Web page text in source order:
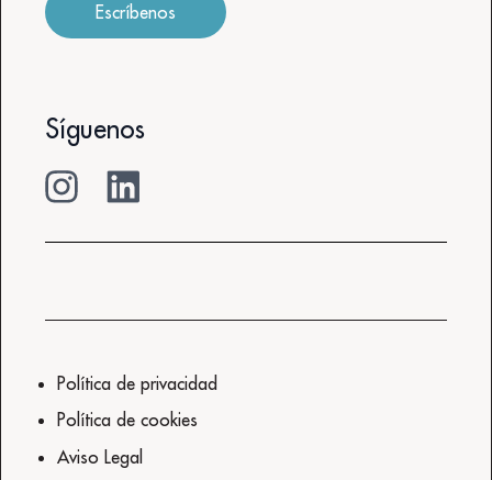
Escríbenos
Síguenos
Política de privacidad
Política de cookies
Aviso Legal